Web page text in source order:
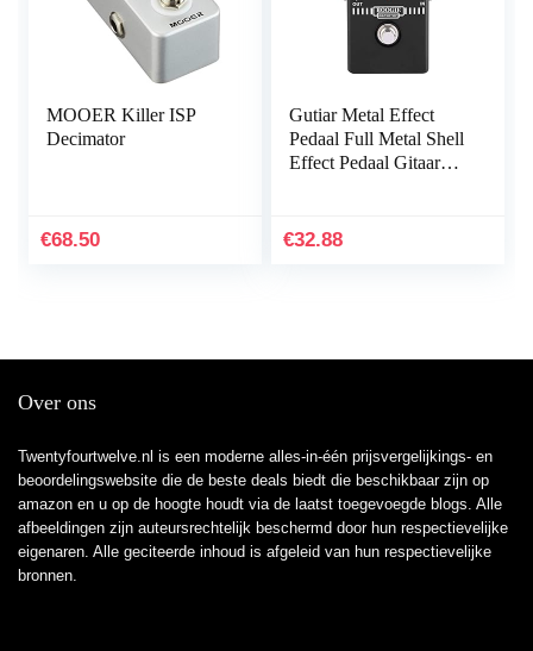
MOOER Killer ISP
Decimator
€68.50
Gutiar Metal Effect
Pedaal Full Metal Shell
Effect Pedaal Gitaar
Schakelaar Gitaar…
€32.88
Over ons
Twentyfourtwelve.nl is een moderne alles-in-één prijsvergelijkings- en
beoordelingswebsite die de beste deals biedt die beschikbaar zijn op
amazon en u op de hoogte houdt via de laatst toegevoegde blogs. Alle
afbeeldingen zijn auteursrechtelijk beschermd door hun respectievelijke
eigenaren. Alle geciteerde inhoud is afgeleid van hun respectievelijke
bronnen.